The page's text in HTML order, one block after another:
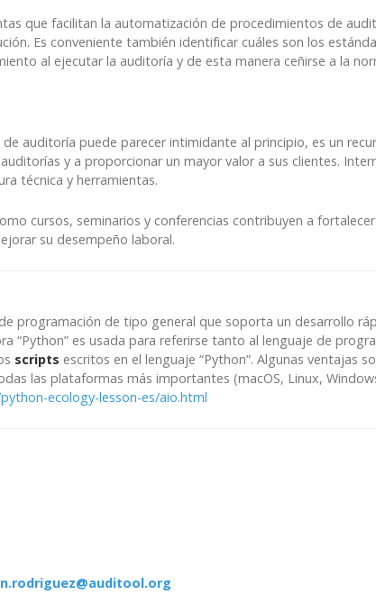
que facilitan la automatización de procedimientos de
Es conveniente también identificar cuáles son los
al ejecutar la auditoría y de esta manera ceñirse a la
de auditoría puede parecer intimidante al principio, es un
y a proporcionar un mayor valor a sus clientes.
técnica y herramientas.
cursos, seminarios y conferencias contribuyen a
su desempeño laboral.
programación de tipo general que soporta un desarrollo
“Python” es usada para referirse tanto al lenguaje de
scripts escritos en el lenguaje “Python”. Algunas ventajas
las plataformas más importantes (macOS, Linux,
ecology-lesson-es/aio.html